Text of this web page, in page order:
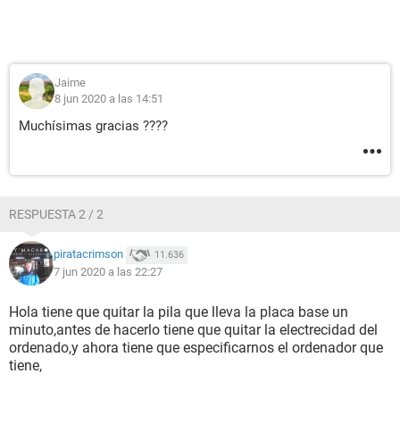
Jaime
8 jun 2020 a las 14:51
Muchísimas gracias ????
RESPUESTA 2 / 2
piratacrimson 11.636
7 jun 2020 a las 22:27
Hola tiene que quitar la pila que lleva la placa base un
minuto,antes de hacerlo tiene que quitar la electrecidad del
ordenado,y ahora tiene que especificarnos el ordenador que
tiene,